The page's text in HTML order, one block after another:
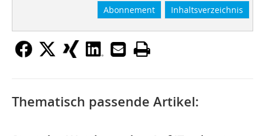
Abonnement Inhaltsverzeichnis
Thematisch passende Artikel: